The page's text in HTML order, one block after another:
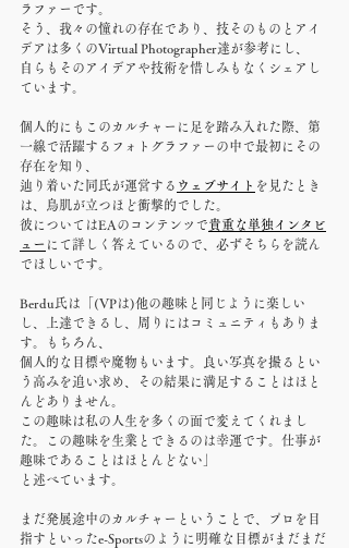
ラファーです。
そう、我々の憧れの存在であり、技そのものとアイ
デアは多くのVirtual Photographer達が参考にし、
自らもそのアイデアや技術を惜しみもなくシェアし
ています。
個人的にもこのカルチャーに足を踏み入れた際、第
一線で活躍するフォトグラファーの中で最初にその
存在を知り、
辿り着いた同氏が運営する ウェブサイト を見たとき
は、鳥肌が立つほど衝撃的でした。
彼についてはEAのコンテンツで貴重な単独インタビ
ュー にて詳しく答えているので、必ずそちらを読ん
でほしいです。
Berdu氏は「(VPは)他の趣味と同じように楽しい
し、上達できるし、周りにはコミュニティもありま
す。もちろん、
個人的な目標や魔物もいます。良い写真を撮るとい
う高みを追い求め、その結果に満足することはほと
んどありません。
この趣味は私の人生を多くの面で変えてくれまし
た。この趣味を生業とできるのは幸運です。仕事が
趣味であることはほとんどない」
と述べています。
まだ発展途中のカルチャーということで、プロを目
指すといったe-Sportsのように明確な目標がまだまだ